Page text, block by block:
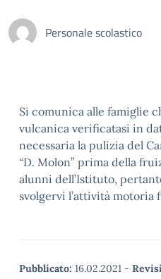
Personale scolastico
Si comunica alle famiglie
vulcanica verificatasi in
necessaria la pulizia del
“D. Molon” prima della
alunni dell’Istituto,
svolgervi l’attività
Pubblicato: 16.02.2021 -